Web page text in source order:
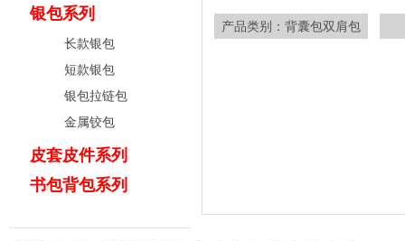
银包系列
长款银包
短款银包
银包拉链包
金属铰包
皮套皮件系列
书包背包系列
产品类别：背囊包双肩包